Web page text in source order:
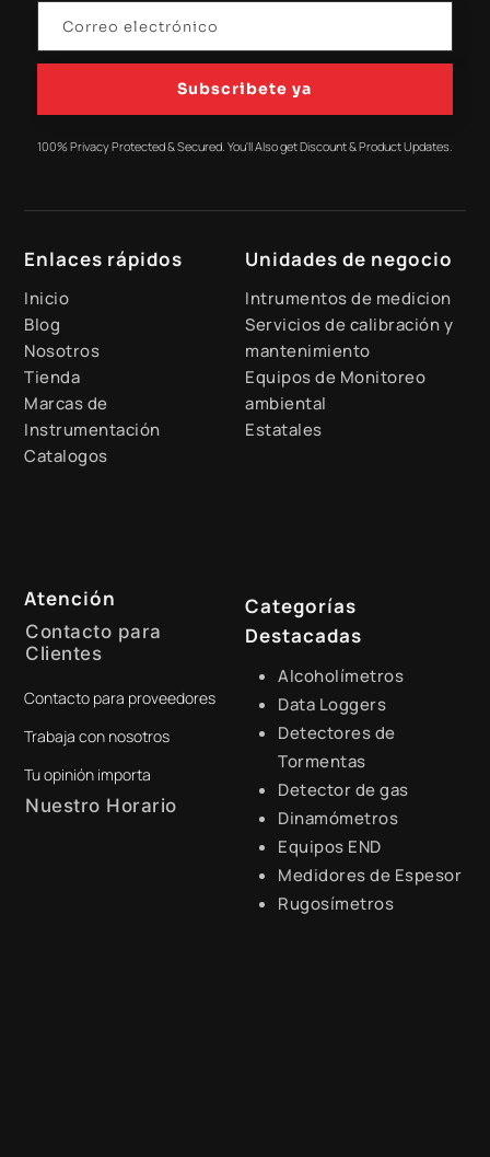
Subscribete ya
100% Privacy Protected & Secured. You'll Also get Discount & Product Updates.
Enlaces rápidos
Inicio
Blog
Nosotros
Tienda
Marcas de
Instrumentación
Catalogos
Unidades de negocio
Intrumentos de medicion
Servicios de calibración y
mantenimiento
Equipos de Monitoreo
ambiental
Estatales
Atención
Contacto para
Clientes
+51 941 525 454
digital@zamtsu.com
Contacto para proveedores
Trabaja con nosotros
Tu opinión importa
Nuestro Horario
Categorías
Destacadas
Alcoholímetros
Data Loggers
Detectores de
Tormentas
Detector de gas
Dinamómetros
Equipos END
Medidores de Espesor
Rugosímetros